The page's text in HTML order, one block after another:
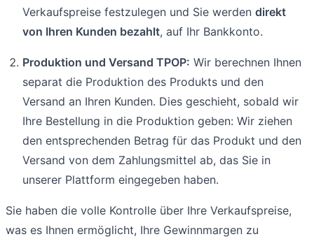
Verkaufspreise festzulegen und Sie werden direkt
von Ihren Kunden bezahlt, auf Ihr Bankkonto.
Produktion und Versand TPOP: Wir berechnen Ihnen
separat die Produktion des Produkts und den
Versand an Ihren Kunden. Dies geschieht, sobald wir
Ihre Bestellung in die Produktion geben: Wir ziehen
den entsprechenden Betrag für das Produkt und den
Versand von dem Zahlungsmittel ab, das Sie in
unserer Plattform eingegeben haben.
Sie haben die volle Kontrolle über Ihre Verkaufspreise,
was es Ihnen ermöglicht, Ihre Gewinnmargen zu